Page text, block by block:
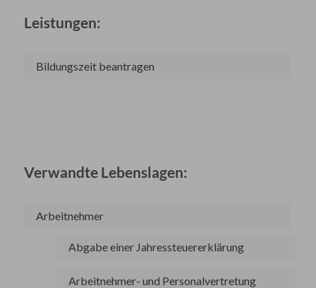
Leistungen:
Bildungszeit beantragen
Verwandte Lebenslagen:
Arbeitnehmer
Abgabe einer Jahressteuererklärung
Arbeitnehmer- und Personalvertretung